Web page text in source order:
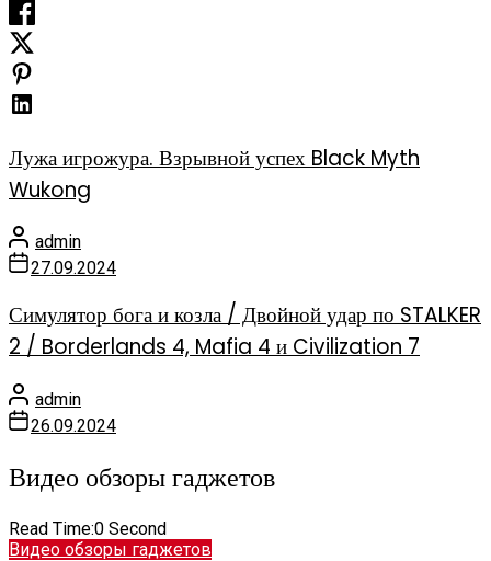
Лужа игрожура. Взрывной успех Black Myth
Wukong
admin
27.09.2024
Симулятор бога и козла / Двойной удар по STALKER
2 / Borderlands 4, Mafia 4 и Civilization 7
admin
26.09.2024
Видео обзоры гаджетов
Read Time:0 Second
Видео обзоры гаджетов